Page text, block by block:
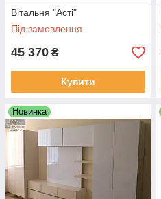
Вітальня "Асті"
Під замовлення
45 370 ₴
Купити
Новинка